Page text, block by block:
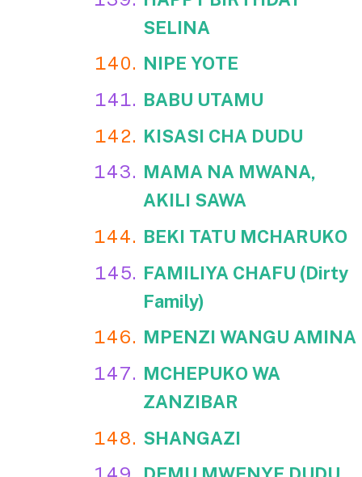
bonyeza jina
zinavyooneka
SELINA
NIPE YOTE
BABU UTAMU
KISASI CHA DUDU
MAMA NA MWANA,
AKILI SAWA
BEKI TATU MCHARUKO
FAMILIYA CHAFU (Dirty
Family)
MPENZI WANGU AMINA
MCHEPUKO WA
ZANZIBAR
SHANGAZI